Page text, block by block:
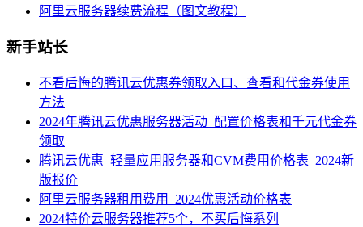
阿里云服务器续费流程（图文教程）
新手站长
不看后悔的腾讯云优惠券领取入口、查看和代金券使用
方法
2024年腾讯云优惠服务器活动_配置价格表和千元代金券
领取
腾讯云优惠_轻量应用服务器和CVM费用价格表_2024新
版报价
阿里云服务器租用费用_2024优惠活动价格表
2024特价云服务器推荐5个，不买后悔系列